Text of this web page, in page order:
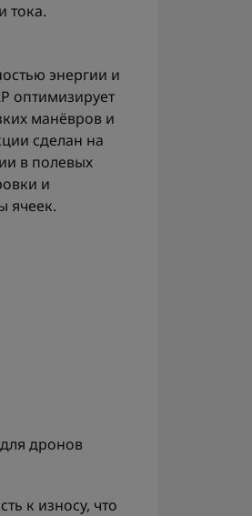
тока.
энергии и
оптимизирует
манёвров и
сделан на
в полевых
и
ячеек.
дронов
к износу, что